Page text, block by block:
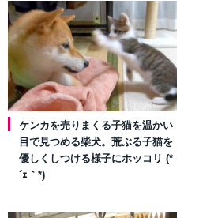
ケンカを売りまくる子猫を温かい
目で見つめる柴犬。荒ぶる子猫を
優しくしつける様子にホッコリ (*
´ｪ｀*)